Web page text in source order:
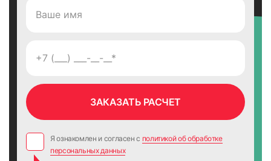
Я ознакомлен и согласен с политикой об обработке
персональных данных